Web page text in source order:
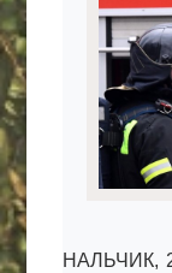
Eltaro-
НАЛЬЧИК,